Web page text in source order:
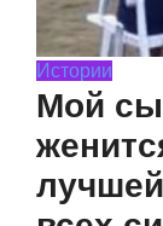
Истории
Мой